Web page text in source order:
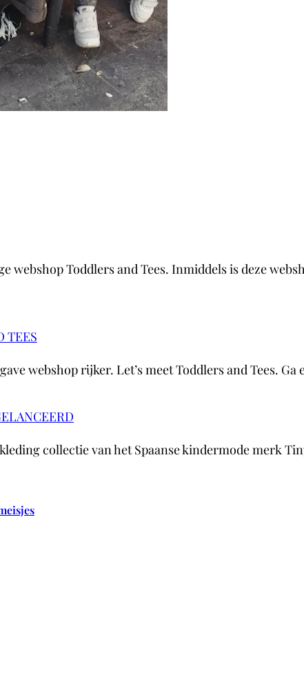
webshop Toddlers and Tees. Inmiddels is deze
TEES
webshop rijker. Let’s meet Toddlers and Tees.
collectie van het Spaanse kindermode merk